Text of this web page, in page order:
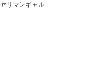
ヤリマンギャル